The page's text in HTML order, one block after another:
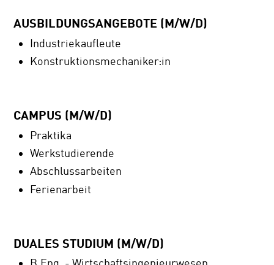
AUSBILDUNGSANGEBOTE (M/W/D)
Industriekaufleute
Konstruktionsmechaniker:in
CAMPUS (M/W/D)
Praktika
Werkstudierende
Abschlussarbeiten
Ferienarbeit
DUALES STUDIUM (M/W/D)